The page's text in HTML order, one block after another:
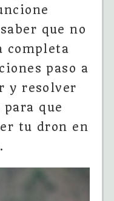
que no
completa
paso a
y resolver
que
tu dron en